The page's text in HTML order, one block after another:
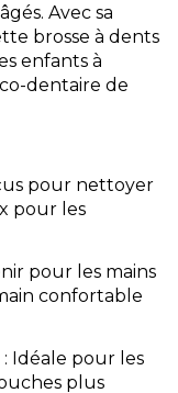
Avec sa
brosse à dents
enfants à
dentaire de
pour nettoyer
pour les
pour les mains
confortable
Idéale pour les
plus